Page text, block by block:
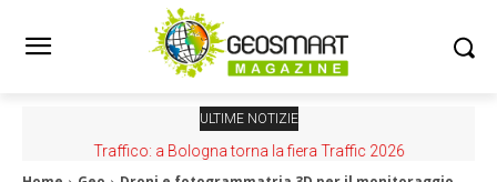
ULTIME NOTIZIE
Traffico: a Bologna torna la fiera Traffic 2026